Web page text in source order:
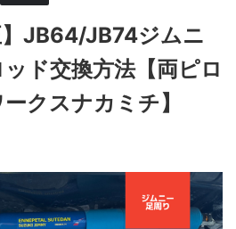
】JB64/JB74ジムニ
ド交換方法【両ピロ
クスナカミチ】